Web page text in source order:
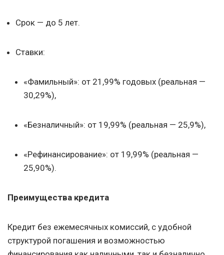
Срок — до 5 лет.
Ставки:
«Фамильный»: от 21,99% годовых (реальная —
30,29%),
«Безналичный»: от 19,99% (реальная — 25,9%),
«Рефинансирование»: от 19,99% (реальная —
25,90%).
Преимущества кредита
Кредит без ежемесячных комиссий, с удобной
структурой погашения и возможностью